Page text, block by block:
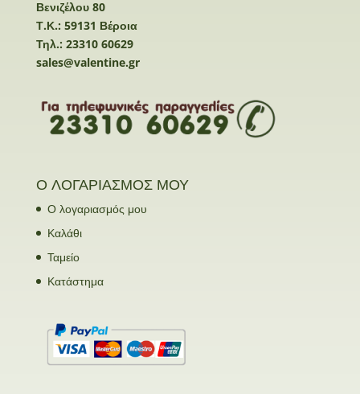
Βενιζέλου 80
Τ.Κ.: 59131 Βέροια
Τηλ.: 23310 60629
sales@valentine.gr
Ο ΛΟΓΑΡΙΑΣΜΟΣ ΜΟΥ
Ο λογαριασμός μου
Καλάθι
Ταμείο
Κατάστημα